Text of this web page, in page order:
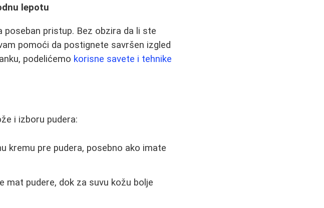
lepotu
poseban pristup. Bez obzira da li ste
pomoći da postignete savršen izgled
podelićemo korisne savete i tehnike
i izboru pudera:
kremu pre pudera, posebno ako imate
mat pudere, dok za suvu kožu bolje